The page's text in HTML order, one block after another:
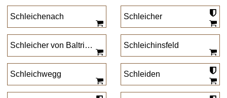
Schleichenach Schleicher
Schleicher von Baltringen Schleichinsfeld
Schleichwegg Schleiden